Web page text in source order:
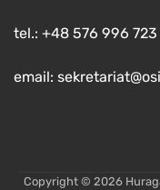
tel.: +48 576 996 723
email:
Copyright © 2026